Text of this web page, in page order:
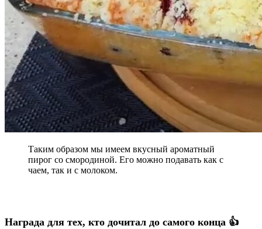
Таким образом мы имеем вкусный ароматный
пирог со смородиной. Его можно подавать как с
чаем, так и с молоком.
Награда для тех, кто дочитал до самого конца 👍